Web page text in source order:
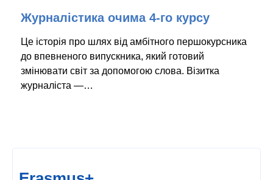
Журналістика очима 4-го курсу
Це історія про шлях від амбітного першокурсника
до впевненого випускника, який готовий
змінювати світ за допомогою слова. Візитка
журналіста —…